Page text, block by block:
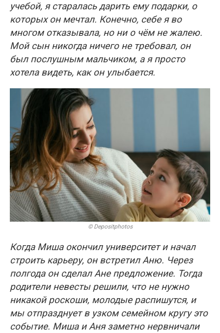
учебой, я старалась дарить ему подарки, о
которых он мечтал. Конечно, себе я во
многом отказывала, но ни о чём не жалею.
Мой сын никогда ничего не требовал, он
был послушным мальчиком, а я просто
хотела видеть, как он улыбается.
© Depositphotos
Когда Миша окончил университет и начал
строить карьеру, он встретил Аню. Через
полгода он сделал Ане предложение. Тогда
родители невесты решили, что не нужно
никакой роскоши, молодые распишутся, и
мы отпразднует в узком семейном кругу это
событие. Миша и Аня заметно нервничали